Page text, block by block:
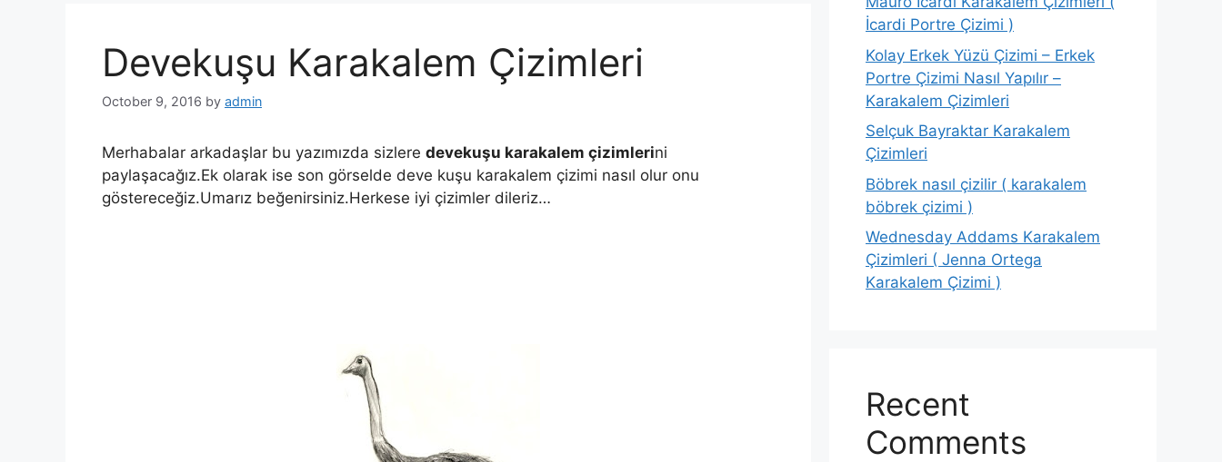
Devekuşu Karakalem Çizimleri
October 9, 2016 by admin
Merhabalar arkadaşlar bu yazımızda sizlere devekuşu karakalem çizimlerini
paylaşacağız.Ek olarak ise son görselde deve kuşu karakalem çizimi nasıl olur onu
göstereceğiz.Umarız beğenirsiniz.Herkese iyi çizimler dileriz…
İcardi Portre Çizimi )
Kolay Erkek Yüzü Çizimi – Erkek
Portre Çizimi Nasıl Yapılır –
Karakalem Çizimleri
Selçuk Bayraktar Karakalem
Çizimleri
Böbrek nasıl çizilir ( karakalem
böbrek çizimi )
Wednesday Addams Karakalem
Çizimleri ( Jenna Ortega
Karakalem Çizimi )
Recent
Comments